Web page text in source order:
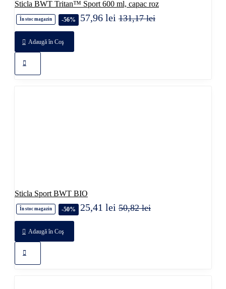
Sticla BWT Tritan™ Sport 600 ml, capac roz
În stoc magazin -56% 57,96 lei 131,17 lei
Adaugă în Coş
Sticla Sport BWT BIO
În stoc magazin -50% 25,41 lei 50,82 lei
Adaugă în Coş